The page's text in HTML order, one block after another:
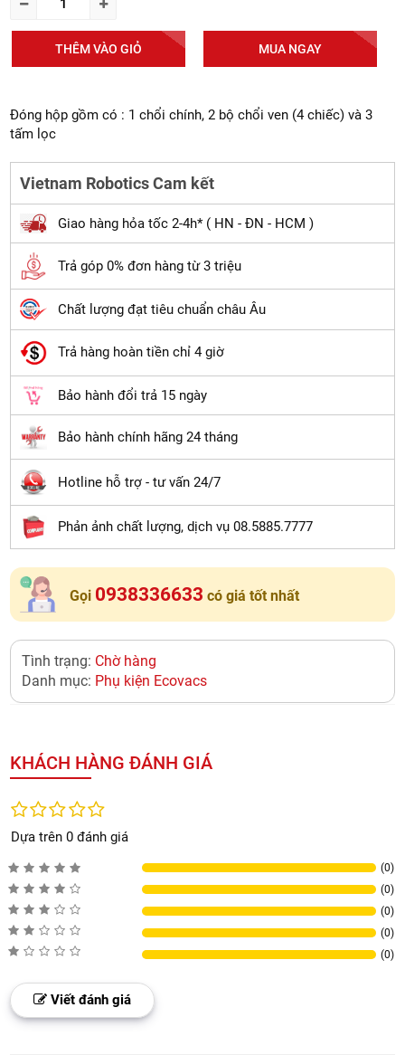
THÊM VÀO GIỎ MUA NGAY
Đóng hộp gồm có : 1 chổi chính, 2 bộ chổi ven (4 chiếc) và 3
tấm lọc
Vietnam Robotics Cam kết
Giao hàng hỏa tốc 2-4h* ( HN - ĐN - HCM )
Trả góp 0% đơn hàng từ 3 triệu
Chất lượng đạt tiêu chuẩn châu Âu
Trả hàng hoàn tiền chỉ 4 giờ
Bảo hành đổi trả 15 ngày
Bảo hành chính hãng 24 tháng
Hotline hỗ trợ - tư vấn 24/7
Phản ảnh chất lượng, dịch vụ 08.5885.7777
Gọi 0938336633 có giá tốt nhất
Tình trạng: Chờ hàng
Danh mục: Phụ kiện Ecovacs
KHÁCH HÀNG ĐÁNH GIÁ
Dựa trên 0 đánh giá
(0)
(0)
(0)
(0)
(0)
Viết đánh giá